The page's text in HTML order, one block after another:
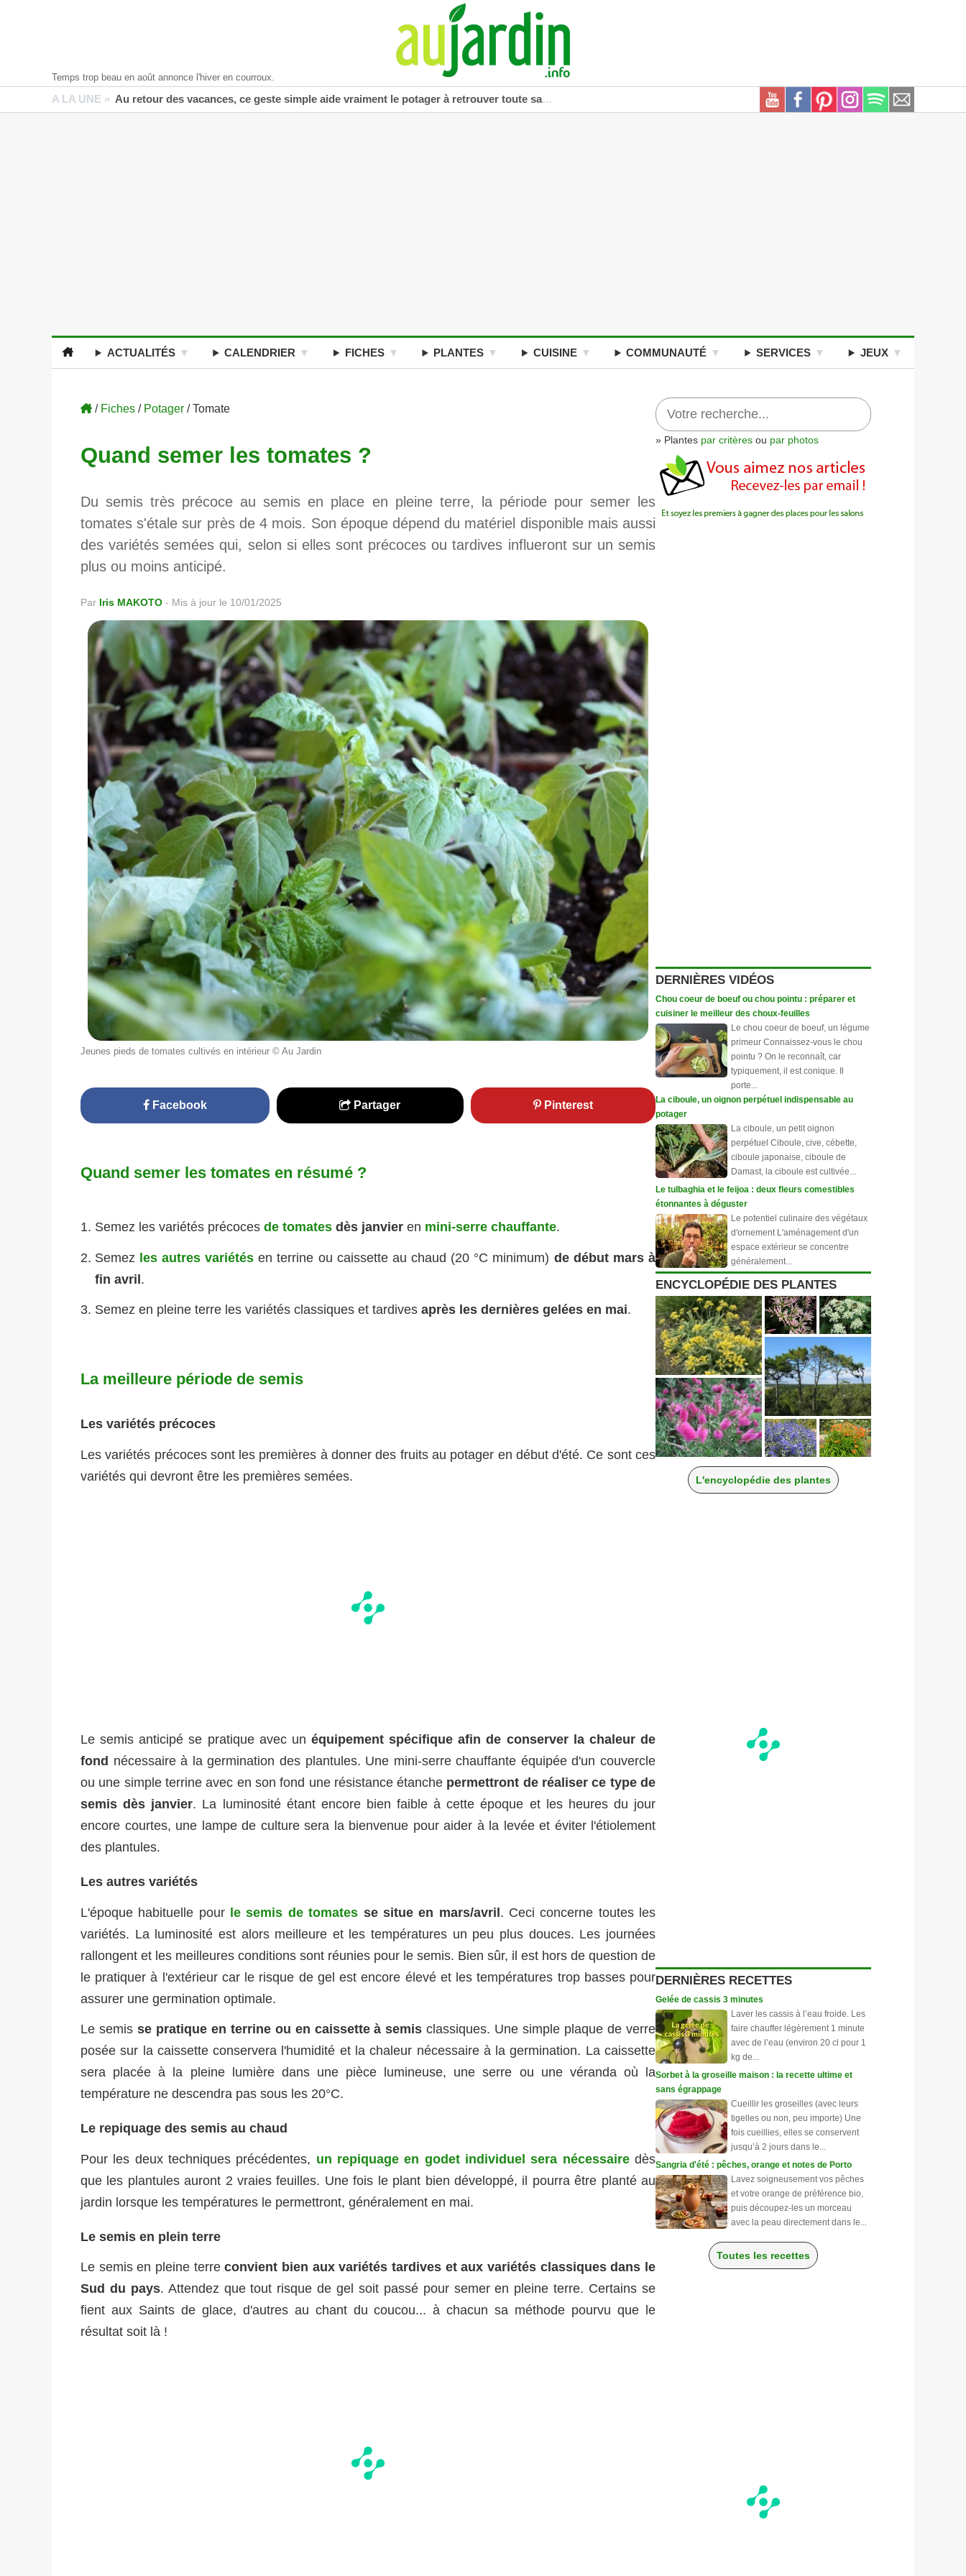
Temps trop beau en août annonce l'hiver en courroux.
A LA UNE » Au retour des vacances, ce geste simple aide vraiment le potager à retrouver toute sa vigueur
ACTUALITÉS CALENDRIER FICHES PLANTES CUISINE COMMUNAUTÉ SERVICES JEUX
/ Fiches / Potager / Tomate
Quand semer les tomates ?
Du semis très précoce au semis en place en pleine terre, la période pour semer les
tomates s'étale sur près de 4 mois. Son époque dépend du matériel disponible mais aussi
des variétés semées qui, selon si elles sont précoces ou tardives influeront sur un semis
plus ou moins anticipé.
Par Iris MAKOTO - Mis à jour le 10/01/2025
Jeunes pieds de tomates cultivés en intérieur © Au Jardin
Facebook Partager Pinterest
Quand semer les tomates en résumé ?
Semez les variétés précoces de tomates dès janvieren mini-serre chauffante.
Semez les autres variétés en terrine ou caissette au chaud (20 °C minimum) de début mars à
fin avril.
Semez en pleine terre les variétés classiques et tardives après les dernières gelées en mai.
La meilleure période de semis
Les variétés précoces
Les variétés précoces sont les premières à donner des fruits au potager en début d'été. Ce sont ces
variétés qui devront être les premières semées.
Le semis anticipé se pratique avec un équipement spécifique afin de conserver la chaleur de
fond nécessaire à la germination des plantules. Une mini-serre chauffante équipée d'un couvercle
ou une simple terrine avec en son fond une résistance étanche permettront de réaliser ce type de
semis dès janvier. La luminosité étant encore bien faible à cette époque et les heures du jour
encore courtes, une lampe de culture sera la bienvenue pour aider à la levée et éviter l'étiolement
des plantules.
Les autres variétés
L'époque habituelle pour le semis de tomates se situe en mars/avril. Ceci concerne toutes les
variétés. La luminosité est alors meilleure et les températures un peu plus douces. Les journées
rallongent et les meilleures conditions sont réunies pour le semis. Bien sûr, il est hors de question de
le pratiquer à l'extérieur car le risque de gel est encore élevé et les températures trop basses pour
assurer une germination optimale.
Le semis se pratique en terrine ou en caissette à semis classiques. Une simple plaque de verre
posée sur la caissette conservera l'humidité et la chaleur nécessaire à la germination. La caissette
sera placée à la pleine lumière dans une pièce lumineuse, une serre ou une véranda où la
température ne descendra pas sous les 20°C.
Le repiquage des semis au chaud
Pour les deux techniques précédentes, un repiquage en godet individuel sera nécessairedès
que les plantules auront 2 vraies feuilles. Une fois le plant bien développé, il pourra être planté au
jardin lorsque les températures le permettront, généralement en mai.
Le semis en plein terre
Le semis en pleine terreconvient bien aux variétés tardives et aux variétés classiques dans le
Sud du pays. Attendez que tout risque de gel soit passé pour semer en pleine terre. Certains se
fient aux Saints de glace, d'autres au chant du coucou... à chacun sa méthode pourvu que le
résultat soit là !
» Plantes par critères ou par photos
DERNIÈRES VIDÉOS
Chou coeur de boeuf ou chou pointu : préparer et
cuisiner le meilleur des choux-feuilles
Le chou coeur de boeuf, un légume
primeur Connaissez-vous le chou
pointu ? On le reconnaît, car
typiquement, il est conique. Il
porte...
La ciboule, un oignon perpétuel indispensable au
potager
La ciboule, un petit oignon
perpétuel Ciboule, cive, cébette,
ciboule japonaise, ciboule de
Damast, la ciboule est cultivée...
Le tulbaghia et le feijoa : deux fleurs comestibles
étonnantes à déguster
Le potentiel culinaire des végétaux
d'ornement L'aménagement d'un
espace extérieur se concentre
généralement...
ENCYCLOPÉDIE DES PLANTES
L'encyclopédie des plantes
DERNIÈRES RECETTES
Gelée de cassis 3 minutes
Laver les cassis à l’eau froide. Les
faire chauffer légèrement 1 minute
avec de l’eau (environ 20 cl pour 1
kg de...
Sorbet à la groseille maison : la recette ultime et
sans égrappage
Cueillir les groseilles (avec leurs
tigelles ou non, peu importe) Une
fois cueillies, elles se conservent
jusqu’à 2 jours dans le...
Sangria d'été : pêches, orange et notes de Porto
Lavez soigneusement vos pêches
et votre orange de préférence bio,
puis découpez-les un morceau
avec la peau directement dans le...
Toutes les recettes